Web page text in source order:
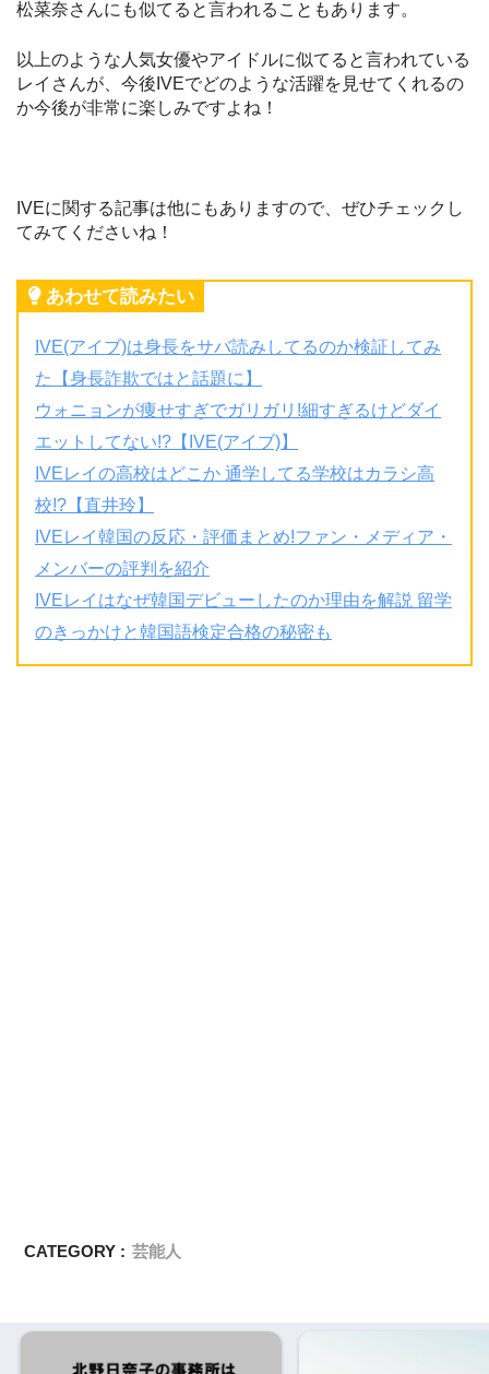
松菜奈さんにも似てると言われることもあります。
以上のような人気女優やアイドルに似てると言われている
レイさんが、今後IVEでどのような活躍を見せてくれるの
か今後が非常に楽しみですよね！
IVEに関する記事は他にもありますので、ぜひチェックし
てみてくださいね！
あわせて読みたい
IVE(アイブ)は身長をサバ読みしてるのか検証してみ
た【身長詐欺ではと話題に】
ウォニョンが痩せすぎでガリガリ!細すぎるけどダイ
エットしてない!?【IVE(アイブ)】
IVEレイの高校はどこか 通学してる学校はカラシ高
校!?【直井玲】
IVEレイ韓国の反応・評価まとめ!ファン・メディア・
メンバーの評判を紹介
IVEレイはなぜ韓国デビューしたのか理由を解説 留学
のきっかけと韓国語検定合格の秘密も
CATEGORY : 芸能人